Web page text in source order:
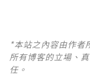
*本站之內容由作者
所有博客的立場、
任。